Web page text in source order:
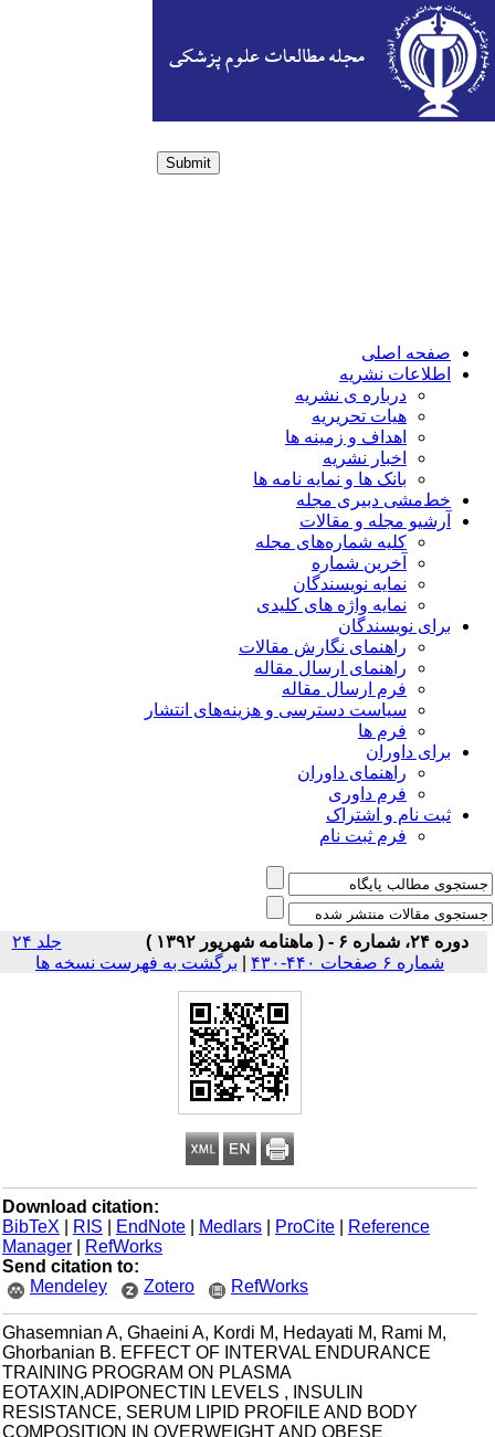
Submit
صفحه اصلی
اطلاعات نشریه
درباره ی نشریه
هیات تحریریه
اهداف و زمینه ها
اخبار نشریه
بانک ها و نمایه نامه ها
خط‌مشی دبیری مجله
آرشیو مجله و مقالات
کلیه شماره‌های مجله
آخرین شماره
نمایه نویسندگان
نمایه واژه های کلیدی
برای نویسندگان
راهنمای نگارش مقالات
راهنمای ارسال مقاله
فرم ارسال مقاله
سیاست دسترسی و هزینه‌های انتشار
فرم ها
برای داوران
راهنمای داوران
فرم داوری
ثبت نام و اشتراک
فرم ثبت نام
دوره ۲۴، شماره ۶ - ( ماهنامه شهریور ۱۳۹۲ )
جلد ۲۴
شماره ۶ صفحات ۴۴۰-۴۳۰
| برگشت به فهرست نسخه ها
Download citation:
BibTeX
| RIS |EndNote |Medlars |ProCite |Reference
Manager
|RefWorks
Send citation to:
Mendeley
Zotero RefWorks
Ghasemnian A, Ghaeini A, Kordi M, Hedayati M, Rami M,
Ghorbanian B. EFFECT OF INTERVAL ENDURANCE
TRAINING PROGRAM ON PLASMA
EOTAXIN,ADIPONECTIN LEVELS , INSULIN
RESISTANCE, SERUM LIPID PROFILE AND BODY
COMPOSITION IN OVERWEIGHT AND OBESE